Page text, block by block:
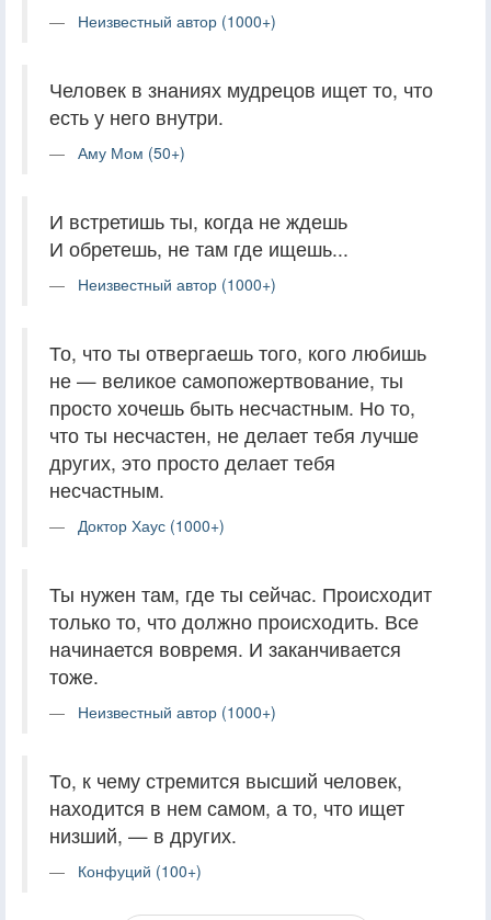
Неизвестный автор (1000+)
Человек в знаниях мудрецов ищет то, что
есть у него внутри.
Аму Мом (50+)
И встретишь ты, когда не ждешь
И обретешь, не там где ищешь...
Неизвестный автор (1000+)
То, что ты отвергаешь того, кого любишь
не — великое самопожертвование, ты
просто хочешь быть несчастным. Но то,
что ты несчастен, не делает тебя лучше
других, это просто делает тебя
несчастным.
Доктор Хаус (1000+)
Ты нужен там, где ты сейчас. Происходит
только то, что должно происходить. Все
начинается вовремя. И заканчивается
тоже.
Неизвестный автор (1000+)
То, к чему стремится высший человек,
находится в нем самом, а то, что ищет
низший, — в других.
Конфуций (100+)